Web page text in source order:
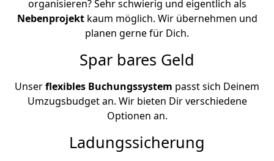
organisieren? Sehr schwierig und eigentlich als
Nebenprojekt kaum möglich. Wir übernehmen und
planen gerne für Dich.
Spar bares Geld
Unserflexibles Buchungssystem passt sich Deinem
Umzugsbudget an. Wir bieten Dir verschiedene
Optionen an.
Ladungssicherung